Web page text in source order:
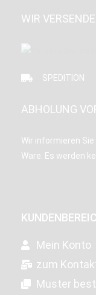
WIR
SPEDITION
ABHOLUNG
Wir informieren
Ware. Es werden
Mein Konto
zum
Muster